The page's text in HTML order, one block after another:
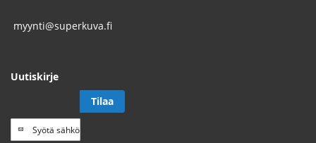
myynti@superkuva.fi
Uutiskirje
Tilaa
uutiskirje
Tilaa